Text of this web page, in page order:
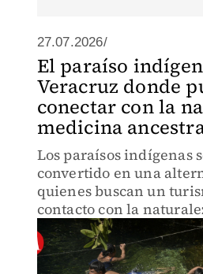
27.07.2026/
El paraíso
Veracruz donde
conectar con la
medicina
Los paraísos indígenas
convertido en una
quienes buscan un
contacto con la
experiencias culturales
estado de Veracruz
espacios con estas